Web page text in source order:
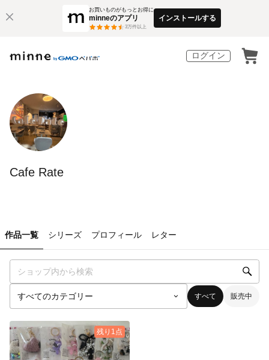
お買いものがもっとお得に
minneのアプリ
3万件以上
インストールする
ログイン
Cafe Rate
作品一覧 シリーズ プロフィール レター
すべて 販売中
残り1点